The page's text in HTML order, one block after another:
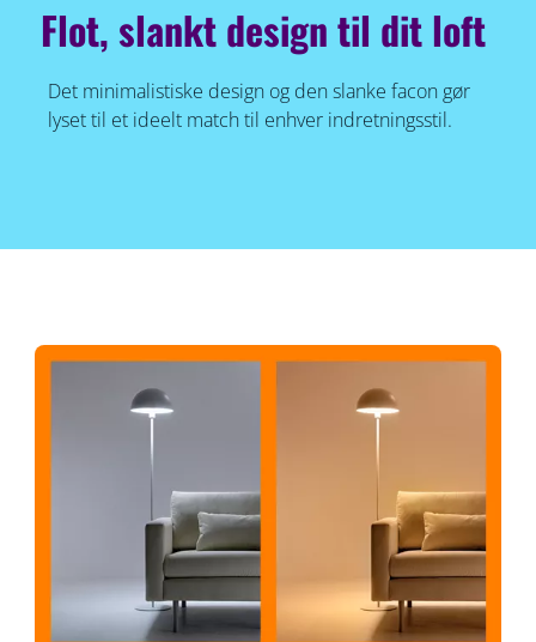
Flot, slankt design til dit loft
Det minimalistiske design og den slanke facon gør
lyset til et ideelt match til enhver indretningsstil.